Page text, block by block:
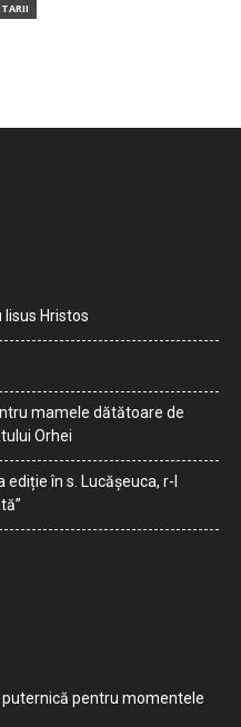
Iisus Hristos
mamele dătătoare de
Orhei
în s. Lucășeuca, r-l
puternică pentru momentele